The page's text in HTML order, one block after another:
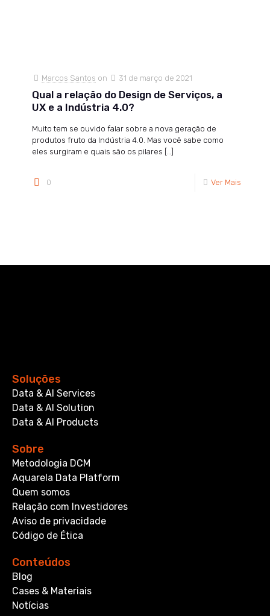
Marcos Santos on 31 de março de 2021
Qual a relação do Design de Serviços, a
UX e a Indústria 4.0?
Muito tem se ouvido falar sobre a nova geração de
produtos fruto da Indústria 4.0. Mas você sabe como
eles surgiram e quais são os pilares […]
0 Ver Mais
Soluções
Data & AI Services
Data & AI Solution
Data & AI Products
Sobre
Metodologia DCM
Aquarela Data Platform
Quem somos
Relação com Investidores
Aviso de privacidade
Código de Ética
Conteúdos
Blog
Cases & Materiais
Notícias